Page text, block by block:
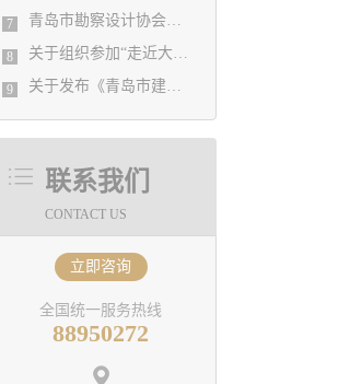
7 青岛市勘察设计协会通知
8 关于组织参加“走近大师系列论坛（第八期）—包赞巴克· 与城市共生的建筑”活动有关事项的通知
9 关于发布《青岛市建筑工程设计质量提升指引》（2021修订版）的通知
联系我们
CONTACT US
立即咨询
全国统一服务热线
88950272